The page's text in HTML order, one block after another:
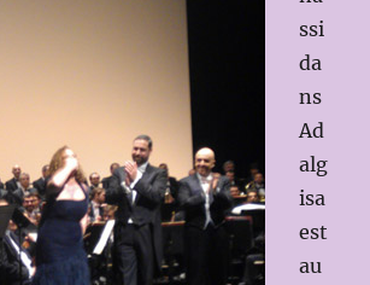
ssi
da
ns
Ad
alg
isa
est
au